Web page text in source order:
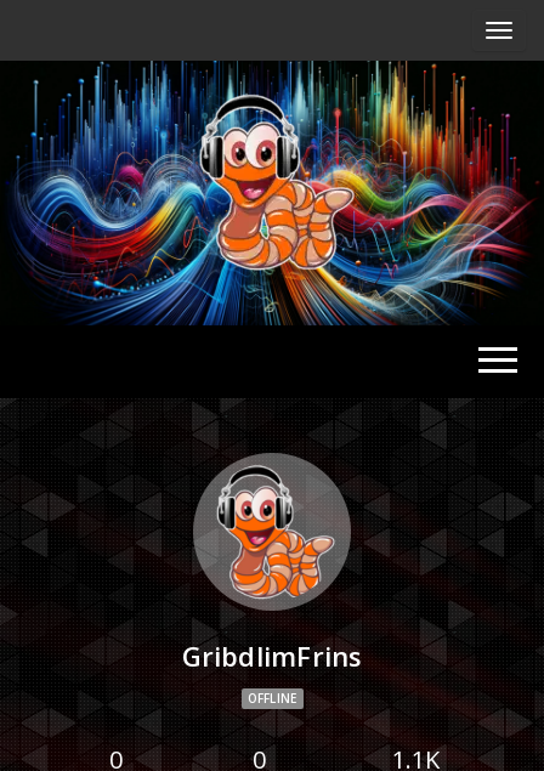
Radio
GribdlimFrins
OFFLINE
0 0 1.1K